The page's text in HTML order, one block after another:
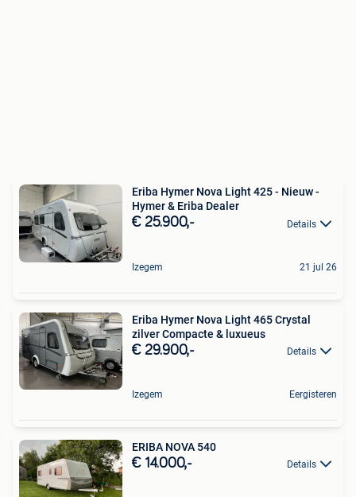
Eriba Hymer Nova Light 425 - Nieuw -
Hymer & Eriba Dealer
€ 25.900,- Details
Izegem 21 jul 26
Eriba Hymer Nova Light 465 Crystal
zilver Compacte & luxueus
€ 29.900,- Details
Izegem Eergisteren
ERIBA NOVA 540
€ 14.000,- Details